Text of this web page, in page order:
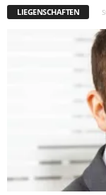
LIEGENSCHAFTEN